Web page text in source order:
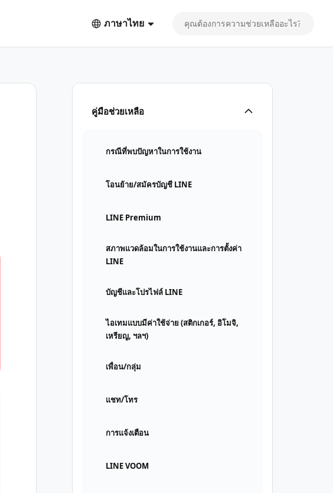
ภาษาไทย
คู่มือช่วยเหลือ
กรณีที่พบปัญหาในการใช้งาน
โอนย้าย/สมัครบัญชี LINE
LINE Premium
สภาพแวดล้อมในการใช้งานและการตั้งค่า
LINE
บัญชีและโปรไฟล์ LINE
ไอเทมแบบมีค่าใช้จ่าย (สติกเกอร์, อิโมจิ,
เหรียญ, ฯลฯ)
เพื่อน/กลุ่ม
แชท/โทร
การแจ้งเตือน
LINE VOOM